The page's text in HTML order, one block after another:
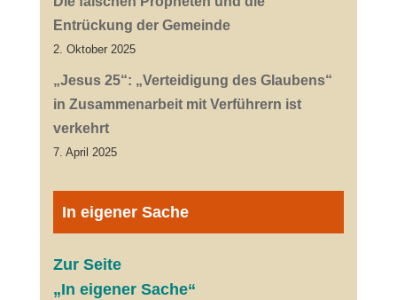
Entrückung der Gemeinde
2. Oktober 2025
„Jesus 25“: „Verteidigung des Glaubens“
in Zusammenarbeit mit Verführern ist
verkehrt
7. April 2025
In eigener Sache
Zur Seite
„In eigener Sache“